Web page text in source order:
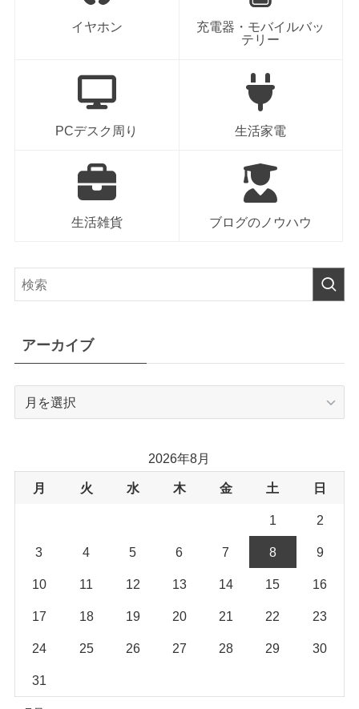
イヤホン
充電器・モバイルバッ
テリー
PCデスク周り 生活家電
生活雑貨 ブログのノウハウ
アーカイブ
ブ
2026年8月
月 火 水 木 金 土 日
1 2
3 4 5 6 7 8 9
10 11 12 13 14 15 16
17 18 19 20 21 22 23
24 25 26 27 28 29 30
31